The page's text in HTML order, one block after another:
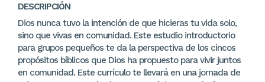
DESCRIPCIÓN
Dios nunca tuvo la intención de que hicieras tu vida solo,
sino que vivas en comunidad. Este estudio introductorio
para grupos pequeños te da la perspectiva de los cincos
propósitos bíblicos que Dios ha propuesto para vivir juntos
en comunidad. Este currículo te llevará en una jornada de